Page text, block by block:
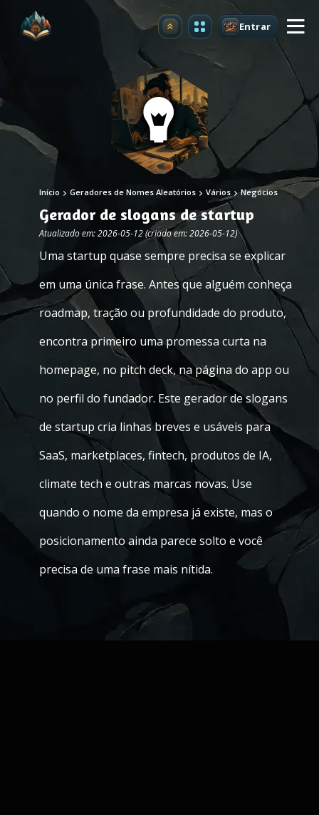
Atualizar Entrar
Início Geradores de Nomes Aleatórios Vários Negócios
Gerador de slogans de startup
Atualizado em: 2026-05-12 (criado em: 2026-05-12)
Uma startup quase sempre precisa se explicar
em uma única frase. Antes que alguém conheça
roadmap, tração ou profundidade do produto,
encontra primeiro uma promessa curta na
homepage, no pitch deck, na página do app ou
no perfil do fundador. Este gerador de slogans
de startup cria linhas breves e usáveis para
SaaS, marketplaces, fintech, produtos de IA,
climate tech e outras marcas novas. Use
quando o nome da empresa já existe, mas o
posicionamento ainda parece solto e você
precisa de uma frase mais nítida.